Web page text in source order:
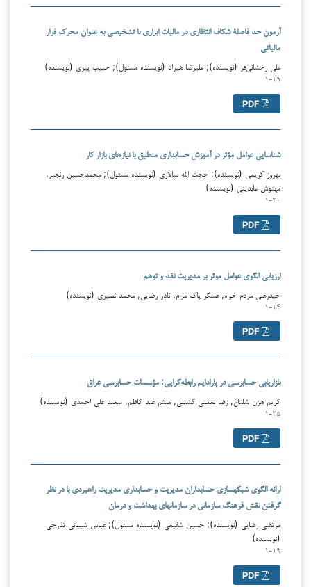
آزمون حد فاصلۀ شکاف انتظاری در مالیات ابزاری با تشخیصی به عنوان محرک فرار
مالیاتی
علی رخشانی‌فر (نویسنده); علیرضا هیراد (نویسنده مسئول); حبیب پیری (نویسنده)
۱-۱۹
شناسایی عوامل مؤثر در آموزش حسابداری منطبق با نیازهای بازار کار
بهروز کریمی (نویسنده); حجت الله سالاری (نویسنده مسئول); محمدحسین رنجبر,
مهنوش عابدینی (نویسنده)
۱-۲۰
ارزیابی الگوی عوامل موثر بر مدیریت نقد و توهم
حیدرعلی مردم خواه, عسگر پاک مرام, نادر رضایی, محمد نصیری (نویسنده)
۱-۱۴
بازاریابی حسابرسی در پارادایم رابطه‌گرایی: مؤسسات حسابرسی عراق
کریم هزن شلتاغ, رضا نعمتی کشتلی, میثم عبد کاظم, سعید علی احمدی (نویسنده)
۱-۲۵
ارائه الگوی شبکه­سازی حسابداران مدیریت و حسابداری مدیریت راهبردی با در نظر
گرفتن نقش فرهنگ سازمانی در سازمان­های بهداشت و درمان
مرتضی رضایی (نویسنده); حسین شفیعی (نویسنده مسئول); عباس شیبانی تذرجی
(نویسنده)
۱-۱۹